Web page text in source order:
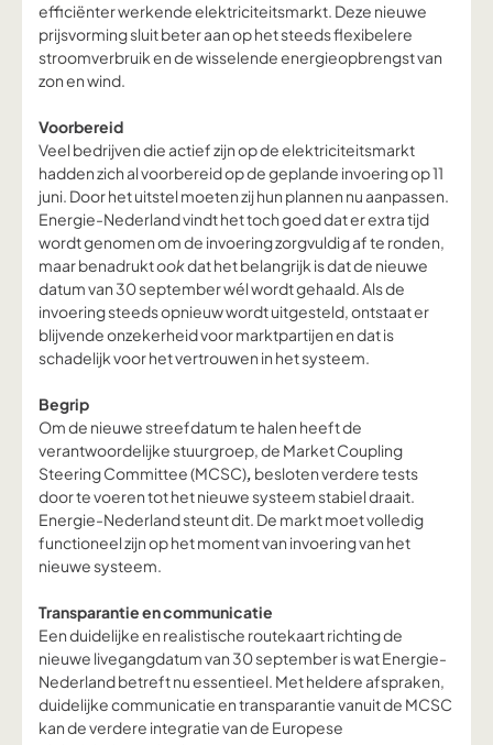
efficiënter werkende elektriciteitsmarkt. Deze nieuwe
prijsvorming sluit beter aan op het steeds flexibelere
stroomverbruik en de wisselende energieopbrengst van
zon en wind.
Voorbereid
Veel bedrijven die actief zijn op de elektriciteitsmarkt
hadden zich al voorbereid op de geplande invoering op 11
juni. Door het uitstel moeten zij hun plannen nu aanpassen.
Energie-Nederland vindt het toch goed dat er extra tijd
wordt genomen om de invoering zorgvuldig af te ronden,
maar benadruktookdat het belangrijk is dat de nieuwe
datum van 30 september wél wordt gehaald. Als de
invoering steeds opnieuw wordt uitgesteld, ontstaat er
blijvende onzekerheid voor marktpartijen en dat is
schadelijk voor het vertrouwen in het systeem.
Begrip
Om de nieuwe streefdatum te halen heeft de
verantwoordelijke stuurgroep, de Market Coupling
Steering Committee (MCSC), besloten verdere tests
door te voeren tot het nieuwe systeem stabiel draait.
Energie-Nederland steunt dit. De markt moet volledig
functioneel zijn op het moment van invoering van het
nieuwe systeem.
Transparantie en communicatie
Een duidelijke en realistische routekaart richting de
nieuwe livegangdatum van 30 september is wat Energie-
Nederland betreft nu essentieel. Met heldere afspraken,
duidelijke communicatie en transparantie vanuit de MCSC
kan de verdere integratie van de Europese